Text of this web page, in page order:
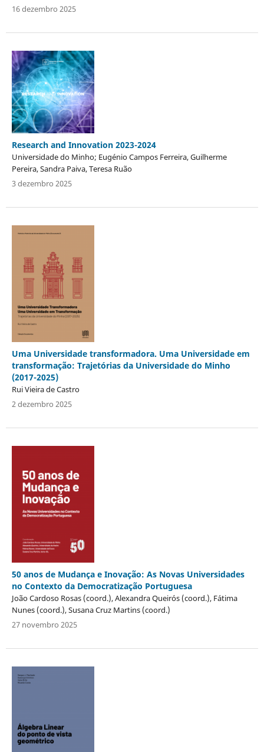
16 dezembro 2025
Research and Innovation 2023-2024
Universidade do Minho; Eugénio Campos Ferreira, Guilherme
Pereira, Sandra Paiva, Teresa Ruão
3 dezembro 2025
Uma Universidade transformadora. Uma Universidade em
transformação: Trajetórias da Universidade do Minho
(2017-2025)
Rui Vieira de Castro
2 dezembro 2025
50 anos de Mudança e Inovação: As Novas Universidades
no Contexto da Democratização Portuguesa
João Cardoso Rosas (coord.), Alexandra Queirós (coord.), Fátima
Nunes (coord.), Susana Cruz Martins (coord.)
27 novembro 2025